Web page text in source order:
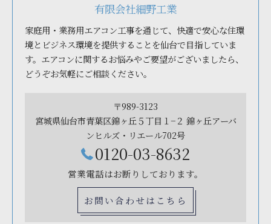
有限会社細野工業
家庭用・業務用エアコン工事を通じて、快適で安心な住環
境とビジネス環境を提供することを仙台で目指していま
す。エアコンに関するお悩みやご要望がございましたら、
どうぞお気軽にご相談ください。
〒989-3123
宮城県仙台市青葉区錦ヶ丘５丁目１−２ 錦ヶ丘アーバ
ンヒルズ・リエール702号
0120-03-8632
営業電話はお断りしております。
お問い合わせはこちら